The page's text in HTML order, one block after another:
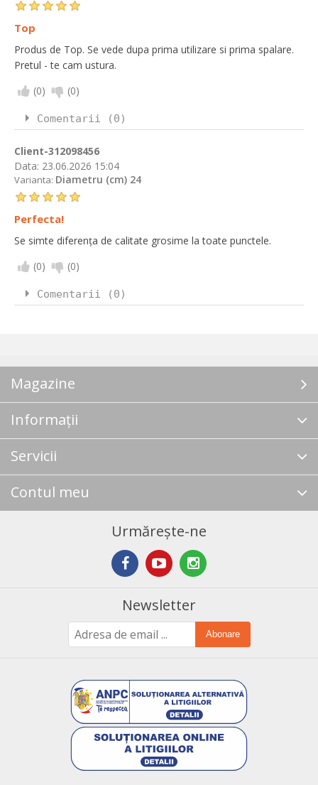
Top
Produs de Top. Se vede dupa prima utilizare si prima spalare.
Pretul - te cam ustura.
(0) (0)
Comentarii (0)
Client-312098456
Data: 23.06.2026 15:04
Varianta: Diametru (cm) 24
Perfecta!
Se simte diferența de calitate grosime la toate punctele.
(0) (0)
Comentarii (0)
Magazine
Informații
Servicii
Contul meu
Urmărește-ne
Newsletter
Abonare